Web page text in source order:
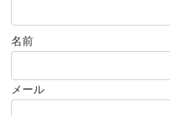
名前
メール